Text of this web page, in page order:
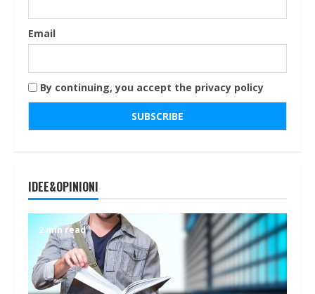
Email
By continuing, you accept the privacy policy
IDEE&OPINIONI
2 min read